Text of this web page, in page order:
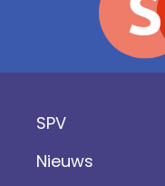
SPV
Nieuws